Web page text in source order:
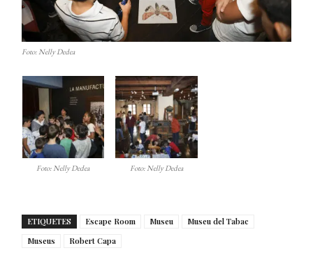
Foto: Nelly Dedea
Foto: Nelly Dedea Foto: Nelly Dedea
ETIQUETES Escape Room Museu
Museu del Tabac
Museus
Robert Capa